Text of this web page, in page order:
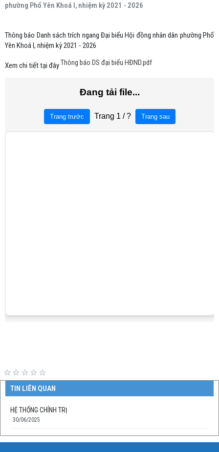
phường Phổ Yên Khoá I, nhiệm kỳ 2021 - 2026
Thông báo Danh sách trích ngang Đại biểu Hội đồng nhân dân phường Phổ
Yên Khoá I, nhiệm kỳ 2021 - 2026
Xem chi tiết tại đâyThông báo DS đại biểu HĐND.pdf
TIN LIÊN QUAN
HỆ THỐNG CHÍNH TRỊ
30/06/2025